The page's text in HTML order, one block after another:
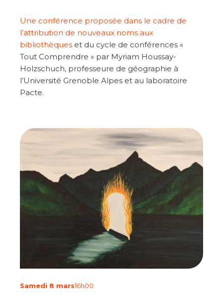
Une conférence proposée dans le cadre de
l’attribution de nouveaux noms aux
bibliothèques et du cycle de conférences «
Tout Comprendre » par Myriam Houssay-
Holzschuch, professeure de géographie à
l’Université Grenoble Alpes et au laboratoire
Pacte.
Samedi 8 mars16h00